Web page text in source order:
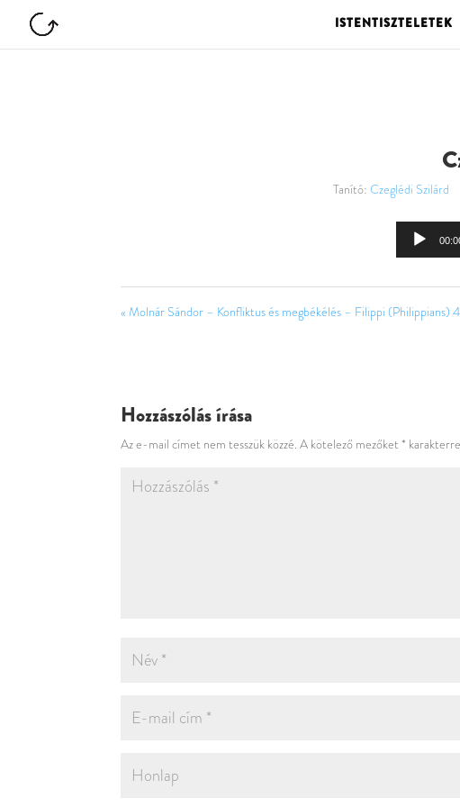
ISTENTISZTELETEK
Tanító: Czeglédi Szilárd
« Molnár Sándor – Konfliktus és megbékélés – Filippi (Philippians)
Hozzászólás írása
Az e-mail címet nem tesszük közzé. A kötelező mezőket *